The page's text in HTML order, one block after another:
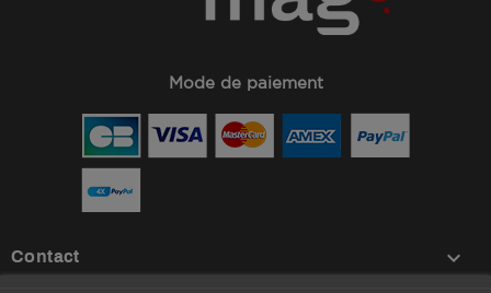
Mode de paiement
Contact keyboard_arrow_down